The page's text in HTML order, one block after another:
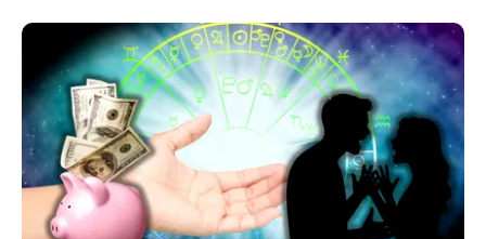
ACTUALITATE